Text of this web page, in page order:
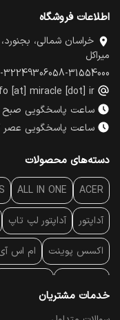
اطلاعات فروشگاه
خراسان شمالی،
میراکل
058-31554000
32249306
[at] miracle [dot] ir
ساعت پاسخگویی صبح 8:30 الی 13:30
ساعت پاسخگویی عصر 17 الی 21
دسته‌های محصولات
ACER
ALL IN ONE
آداپتور آداپتور لپ تاپ
اکسس پوینت ام اس
پایه سقفی
خدمات مشتریان